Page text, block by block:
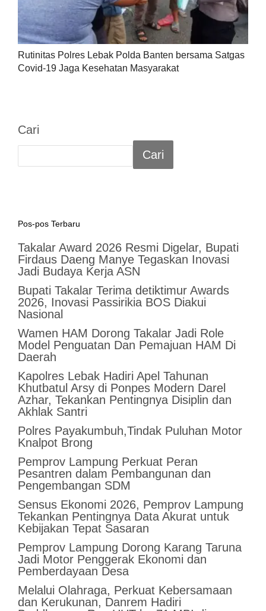
Rutinitas Polres Lebak Polda Banten bersama Satgas
Covid-19 Jaga Kesehatan Masyarakat
Cari
Cari
Pos-pos Terbaru
Takalar Award 2026 Resmi Digelar, Bupati
Firdaus Daeng Manye Tegaskan Inovasi
Jadi Budaya Kerja ASN
Bupati Takalar Terima detiktimur Awards
2026, Inovasi Passirikia BOS Diakui
Nasional
Wamen HAM Dorong Takalar Jadi Role
Model Penguatan Dan Pemajuan HAM Di
Daerah
Kapolres Lebak Hadiri Apel Tahunan
Khutbatul Arsy di Ponpes Modern Darel
Azhar, Tekankan Pentingnya Disiplin dan
Akhlak Santri
Polres Payakumbuh,Tindak Puluhan Motor
Knalpot Brong
Pemprov Lampung Perkuat Peran
Pesantren dalam Pembangunan dan
Pengembangan SDM
Sensus Ekonomi 2026, Pemprov Lampung
Tekankan Pentingnya Data Akurat untuk
Kebijakan Tepat Sasaran
Pemprov Lampung Dorong Karang Taruna
Jadi Motor Penggerak Ekonomi dan
Pemberdayaan Desa
Melalui Olahraga, Perkuat Kebersamaan
dan Kerukunan, Danrem Hadiri